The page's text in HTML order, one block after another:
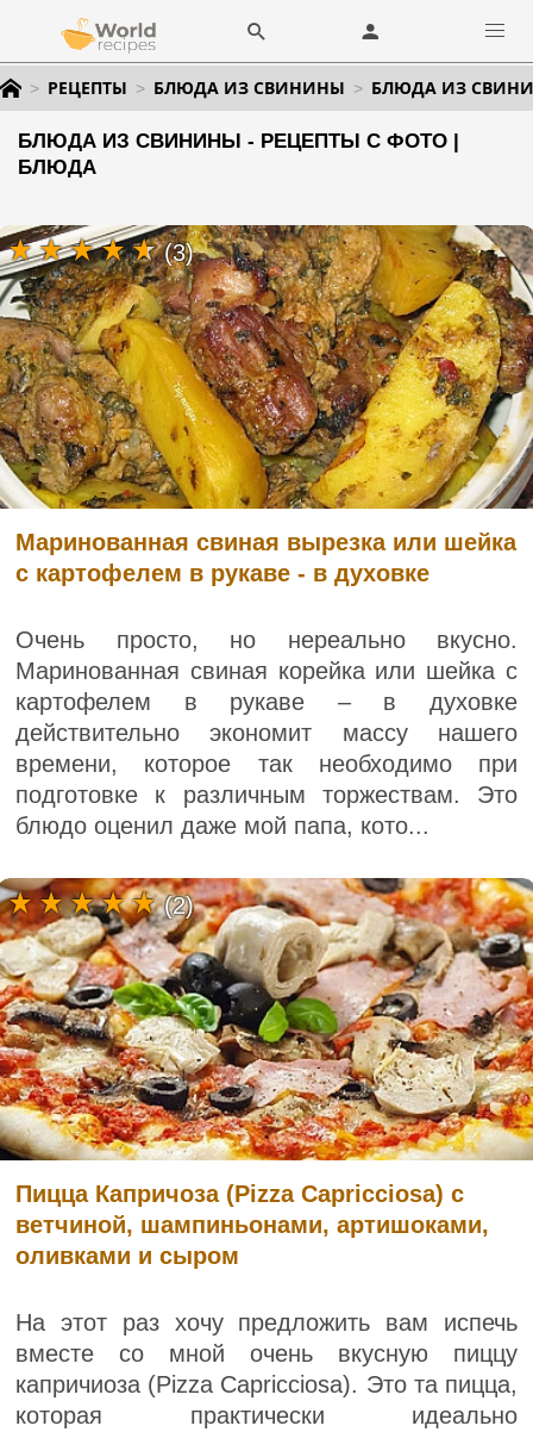
РЕЦЕПТЫ БЛЮДА ИЗ СВИНИНЫ БЛЮДА ИЗ
БЛЮДА ИЗ СВИНИНЫ - РЕЦЕПТЫ С ФОТО |
БЛЮДА
Маринованная свиная вырезка или шейка
с картофелем в рукаве - в духовке
Очень просто, но нереально вкусно.
Маринованная свиная корейка или шейка с
картофелем в рукаве – в духовке
действительно экономит массу нашего
времени, которое так необходимо при
подготовке к различным торжествам. Это
блюдо оценил даже мой папа, кото...
(3)
Пицца Капричоза (Pizza Capricciosa) с
ветчиной, шампиньонами, артишоками,
оливками и сыром
На этот раз хочу предложить вам испечь
вместе со мной очень вкусную пиццу
капричиоза (Pizza Capricciosa). Это та пицца,
которая практически идеально
(2)